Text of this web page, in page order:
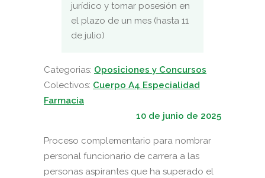
jurídico y tomar posesión en
el plazo de un mes (hasta 11
de julio)
Categorias: Oposiciones y Concursos
Colectivos: Cuerpo A4 Especialidad
Farmacia
10 de junio de 2025
Proceso complementario para nombrar
personal funcionario de carrera a las
personas aspirantes que ha superado el